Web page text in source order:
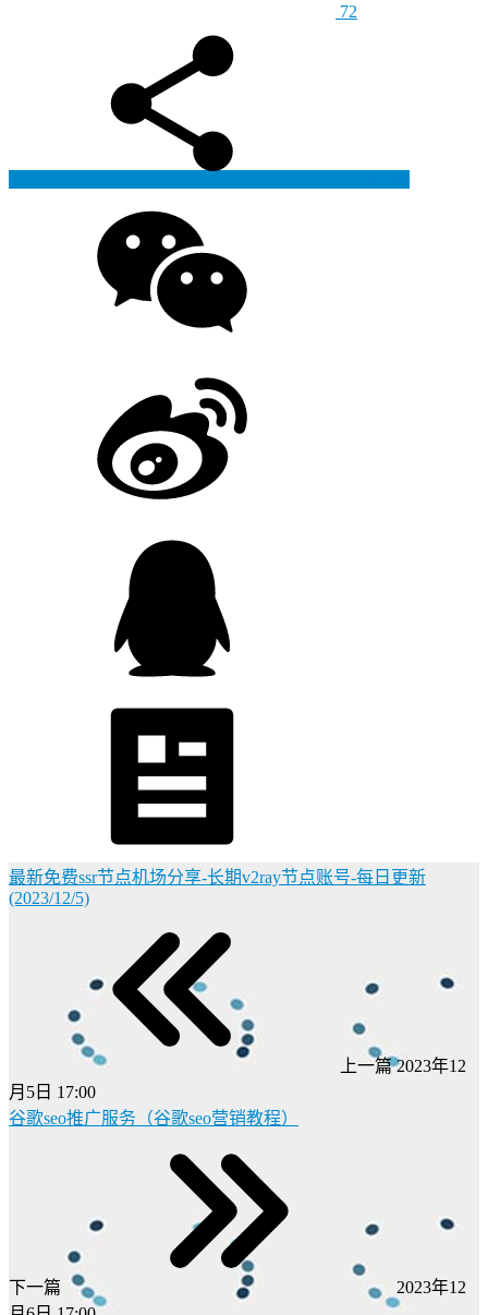
72
最新免费ssr节点机场分享-长期v2ray节点账号-每日更新
(2023/12/5)
上一篇 2023年12
月5日 17:00
谷歌seo推广服务（谷歌seo营销教程）
下一篇
2023年12